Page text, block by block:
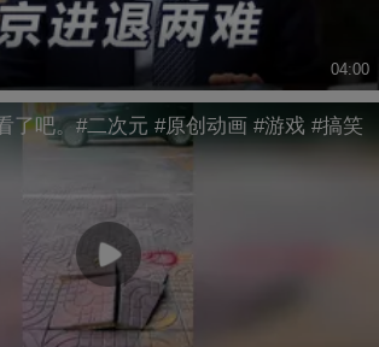
04:00
了吧。#二次元 #原创动画 #游戏 #搞笑